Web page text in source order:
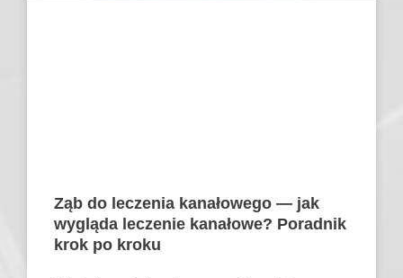
Ząb do leczenia kanałowego — jak
wygląda leczenie kanałowe? Poradnik
krok po kroku